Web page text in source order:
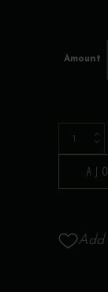
Amount
Carte
Add